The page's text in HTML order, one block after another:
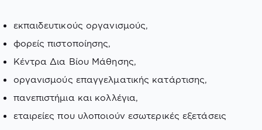
εκπαιδευτικούς οργανισμούς,
φορείς πιστοποίησης,
Κέντρα Δια Βίου Μάθησης,
οργανισμούς επαγγελματικής κατάρτισης,
πανεπιστήμια και κολλέγια,
εταιρείες που υλοποιούν εσωτερικές εξετάσεις